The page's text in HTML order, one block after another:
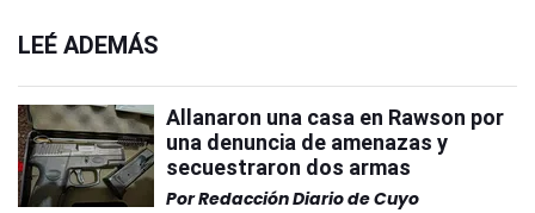
LEÉ ADEMÁS
Allanaron una casa en Rawson por
una denuncia de amenazas y
secuestraron dos armas
PorRedacción Diario de Cuyo